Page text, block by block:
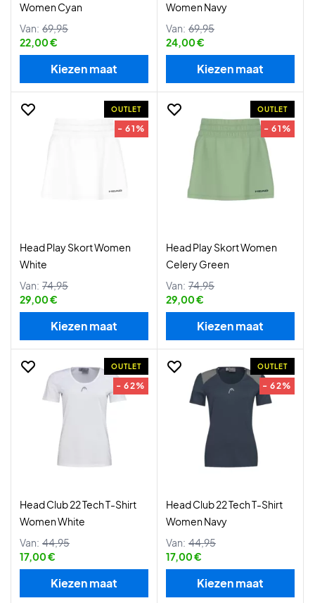
Women Cyan
Van: 69,95
22,00 €
Kiezen maat
Women Navy
Van: 69,95
24,00 €
Kiezen maat
OUTLET
- 61%
Head Play Skort Women
White
Van: 74,95
29,00 €
Kiezen maat
OUTLET
- 61%
Head Play Skort Women
Celery Green
Van: 74,95
29,00 €
Kiezen maat
OUTLET
- 62%
Head Club 22 Tech T-Shirt
Women White
Van: 44,95
17,00 €
Kiezen maat
OUTLET
- 62%
Head Club 22 Tech T-Shirt
Women Navy
Van: 44,95
17,00 €
Kiezen maat